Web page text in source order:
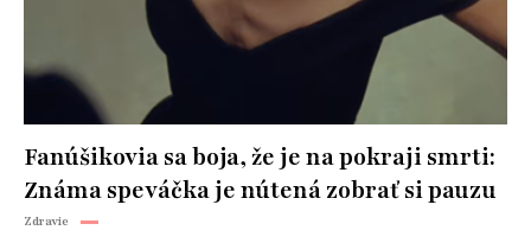
Fanúšikovia sa boja, že je na pokraji smrti:
Známa speváčka je nútená zobrať si pauzu
Zdravie